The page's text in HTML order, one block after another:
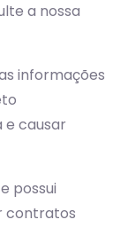
a nossa
informações
causar
possui
contratos